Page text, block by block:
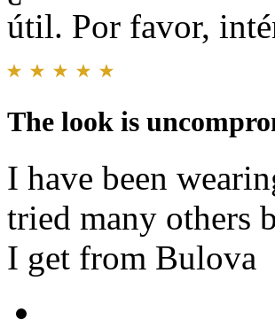
útil. Por favor,
The look is
I have been
tried many others
I get from Bulova